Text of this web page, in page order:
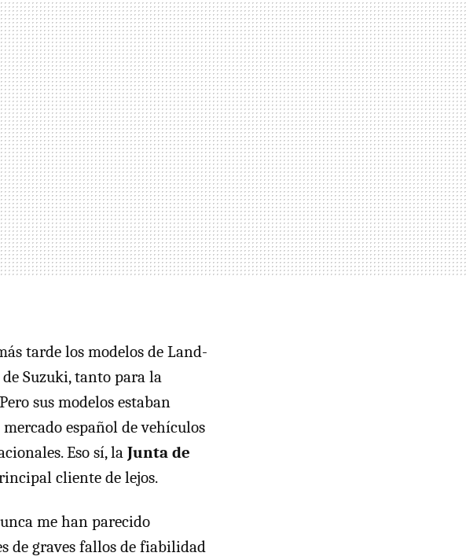
tarde los modelos de Land-
Suzuki, tanto para la
sus modelos estaban
español de vehículos
Eso sí, la Junta de
cliente de lejos.
me han parecido
de graves fallos de fiabilidad